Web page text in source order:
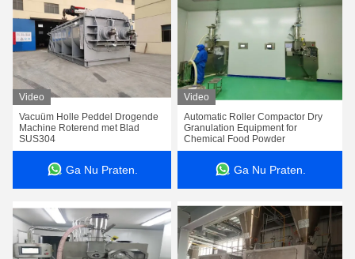
Video
Vacuüm Holle Peddel Drogende
Machine Roterend met Blad
SUS304
Ga Nu Praten.
Video
Automatic Roller Compactor Dry
Granulation Equipment for
Chemical Food Powder
Ga Nu Praten.